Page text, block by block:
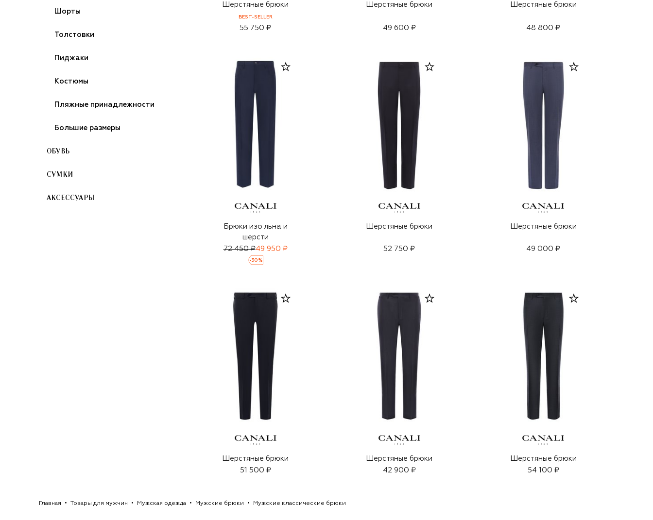
Шорты
Толстовки
Пиджаки
Костюмы
Пляжные принадлежности
Большие размеры
ОБУВЬ
СУМКИ
АКСЕССУАРЫ
Шерстяные брюки
BEST-SELLER
55 750 ₽
Шерстяные брюки
49 600 ₽
Шерстяные брюки
48 800 ₽
Брюки изо льна и
шерсти
72 450 ₽49 950 ₽
-30 %
Шерстяные брюки
52 750 ₽
Шерстяные брюки
49 000 ₽
Шерстяные брюки
51 500 ₽
Шерстяные брюки
42 900 ₽
Шерстяные брюки
54 100 ₽
Главная Товары для мужчин Мужская одежда Мужские брюки Мужские классические брюки